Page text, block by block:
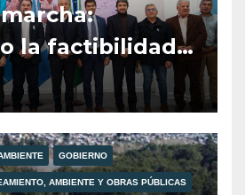
la factibilidad
Villa La
GOBIERNO
AMBIENTE Y OBRAS PÚBLICAS